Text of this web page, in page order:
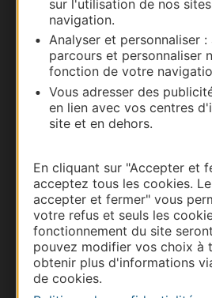
sur l'utilisation de nos
navigation.
Analyser et personnaliser :
parcours et personnaliser
fonction de votre
Vous adresser des
en lien avec vos centres
site et en dehors.
En cliquant sur "Accepter et
acceptez tous les cookies.
accepter et fermer" vous
votre refus et seuls les
fonctionnement du site
pouvez modifier vos choix à
obtenir plus d'informations
de cookies.
Thermalisme
Business/Mice
Pros d'Occitanie
Site presse et d'influence
Voyagistes